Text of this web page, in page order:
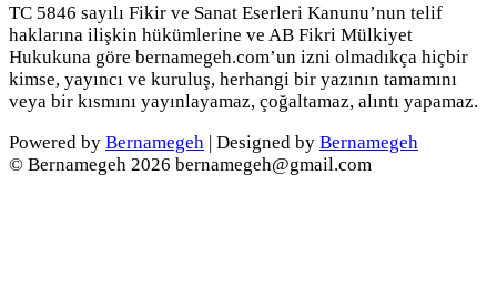
TC 5846 sayılı Fikir ve Sanat Eserleri Kanunu’nun telif
haklarına ilişkin hükümlerine ve AB Fikri Mülkiyet
Hukukuna göre bernamegeh.com’un izni olmadıkça hiçbir
kimse, yayıncı ve kuruluş, herhangi bir yazının tamamını
veya bir kısmını yayınlayamaz, çoğaltamaz, alıntı yapamaz.
Powered by Bernamegeh | Designed by Bernamegeh
© Bernamegeh 2026 bernamegeh@gmail.com